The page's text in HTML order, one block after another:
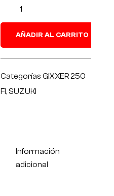
AÑADIR AL CARRITO
Categorías GIXXER 250
FI, SUZUKI
Información
adicional